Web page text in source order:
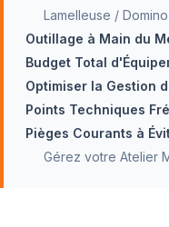
Lamelleuse / Domino
Outillage à Main du
Budget Total
Optimiser la Gestion
Points Techniques
Pièges Courants à
Gérez votre Atelier